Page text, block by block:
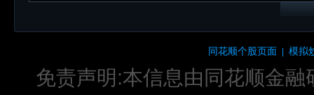
同花顺个股页面 模拟
免责声明:本信息由同花顺金